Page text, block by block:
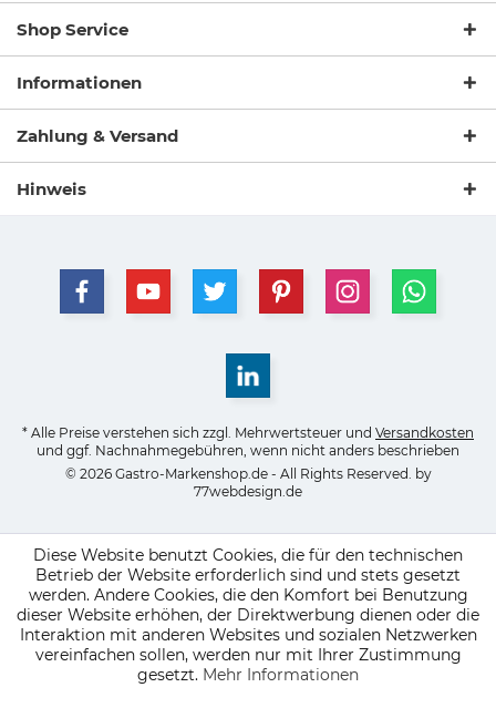
Shop Service
Informationen
Zahlung & Versand
Hinweis
* Alle Preise verstehen sich zzgl. Mehrwertsteuer und Versandkosten
und ggf. Nachnahmegebühren, wenn nicht anders beschrieben
© 2026 Gastro-Markenshop.de - All Rights Reserved. by
77webdesign.de
Diese Website benutzt Cookies, die für den technischen
Betrieb der Website erforderlich sind und stets gesetzt
werden. Andere Cookies, die den Komfort bei Benutzung
dieser Website erhöhen, der Direktwerbung dienen oder die
Interaktion mit anderen Websites und sozialen Netzwerken
vereinfachen sollen, werden nur mit Ihrer Zustimmung
gesetzt. Mehr Informationen